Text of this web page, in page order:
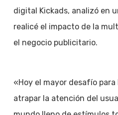
digital Kickads, analizó en
realicé el impacto de la
el negocio publicitario.
«Hoy el mayor desafío
atrapar la atención del